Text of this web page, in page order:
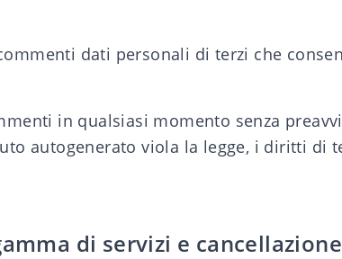
dati personali di terzi che
in qualsiasi momento senza
autogenerato viola la legge, i diritti di
di servizi e